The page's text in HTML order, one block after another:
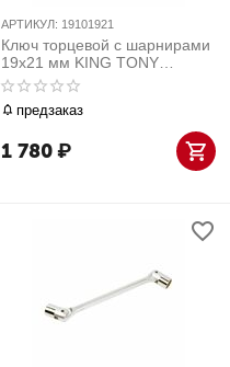
АРТИКУЛ: 19101921
Ключ торцевой с шарнирами
19x21 мм KING TONY
19101921
предзаказ
1 780₽